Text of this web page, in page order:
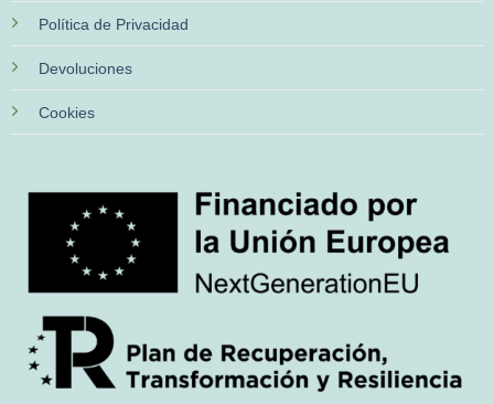
Política de Privacidad
Devoluciones
Cookies